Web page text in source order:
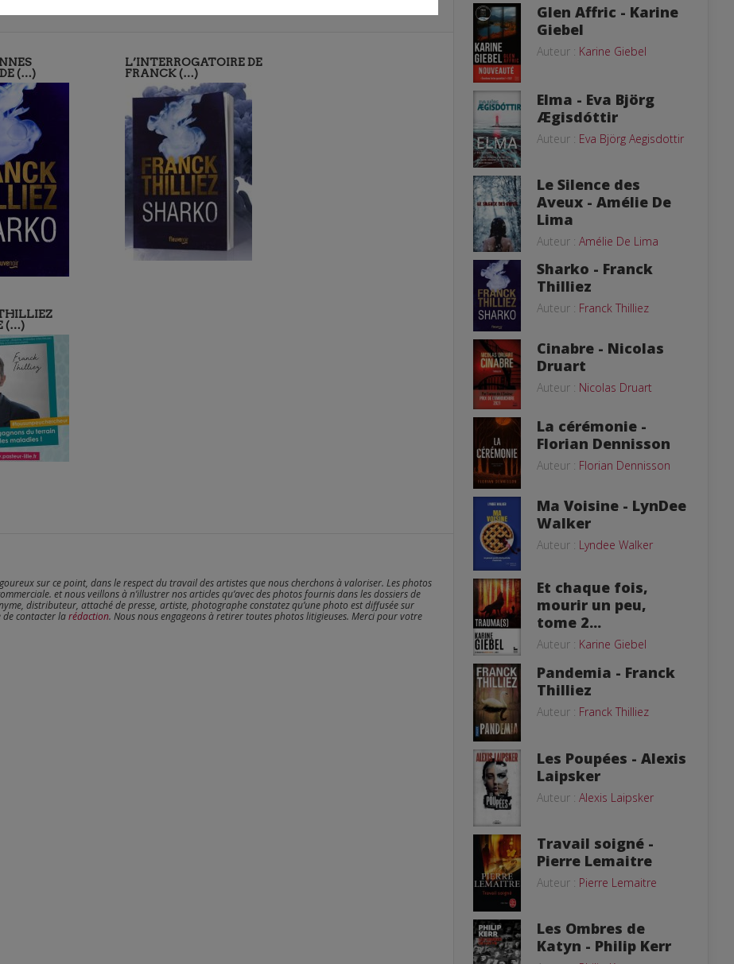
(…)
L’INTERROGATOIRE DE
FRANCK (…)
(…)
sur ce point, dans le respect du travail des artistes que nous cherchons à valoriser. Les photos
et nous veillons à n’illustrer nos articles qu’avec des photos fournis dans les dossiers de
distributeur, attaché de presse, artiste, photographe constatez qu’une photo est diffusée sur
de contacter larédaction. Nous nous engageons à retirer toutes photos litigieuses. Merci pour votre
Glen Affric - Karine
Giebel
Auteur : Karine Giebel
Elma - Eva Björg
Ægisdóttir
Auteur : Eva Björg Aegisdottir
Le Silence des
Aveux - Amélie De
Lima
Auteur : Amélie De Lima
Sharko - Franck
Thilliez
Auteur : Franck Thilliez
Cinabre - Nicolas
Druart
Auteur : Nicolas Druart
La cérémonie -
Florian Dennisson
Auteur : Florian Dennisson
Ma Voisine - LynDee
Walker
Auteur : Lyndee Walker
Et chaque fois,
mourir un peu,
tome 2...
Auteur : Karine Giebel
Pandemia - Franck
Thilliez
Auteur : Franck Thilliez
Les Poupées - Alexis
Laipsker
Auteur : Alexis Laipsker
Travail soigné -
Pierre Lemaitre
Auteur : Pierre Lemaitre
Les Ombres de
Katyn - Philip Kerr